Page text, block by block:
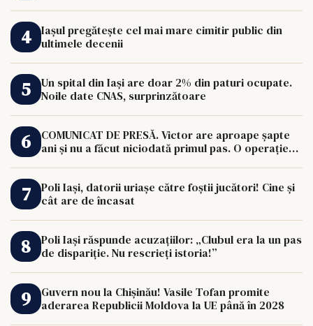
Iașul pregătește cel mai mare cimitir public din
ultimele decenii
Un spital din Iași are doar 2% din paturi ocupate.
Noile date CNAS, surprinzătoare
COMUNICAT DE PRESĂ. Victor are aproape șapte
ani și nu a făcut niciodată primul pas. O operație
Poli Iași, datorii uriașe către foștii jucători! Cine și
cât are de încasat
Poli Iași răspunde acuzațiilor: „Clubul era la un pas
de dispariție. Nu rescrieți istoria!”
Guvern nou la Chișinău! Vasile Tofan promite
aderarea Republicii Moldova la UE până în 2028